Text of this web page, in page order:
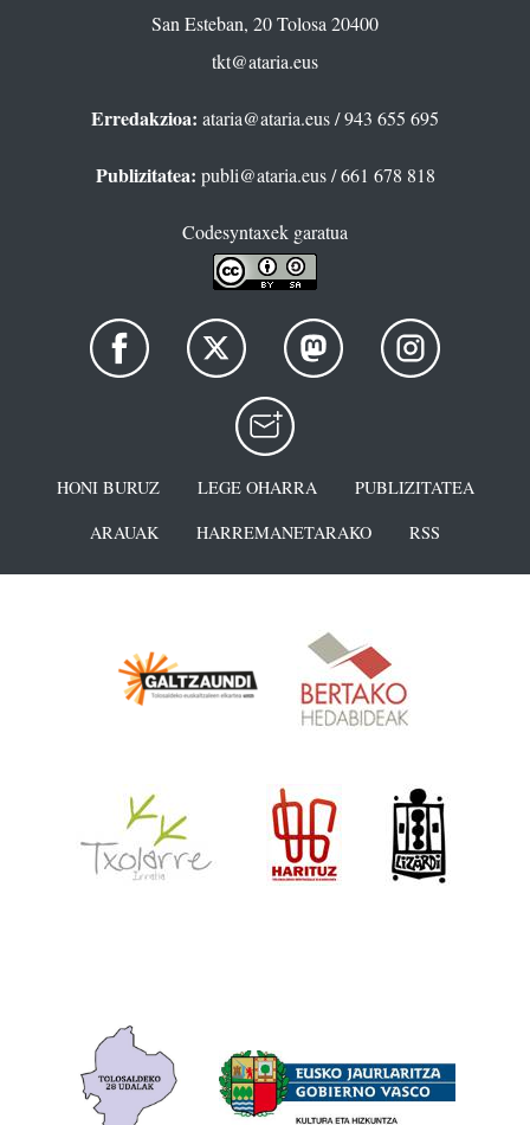
San Esteban, 20 Tolosa 20400
tkt@ataria.eus
Erredakzioa: ataria@ataria.eus/ 943 655 695
Publizitatea: publi@ataria.eus/ 661 678 818
Codesyntaxek garatua
HONI BURUZ LEGE OHARRA
PUBLIZITATEA
ARAUAK
HARREMANETARAKO RSS